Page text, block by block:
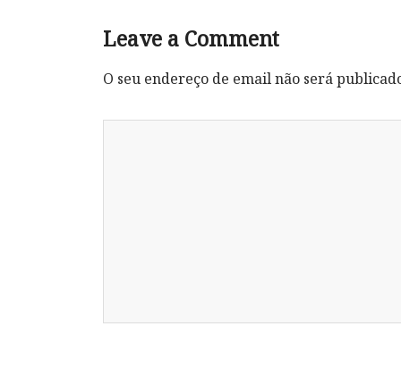
Leave a Comment
O seu endereço de email não será